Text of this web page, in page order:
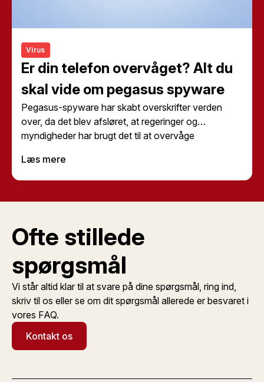
Virus
Er din telefon overvåget? Alt du
skal vide om pegasus spyware
Pegasus-spyware har skabt overskrifter verden
over, da det blev afsløret, at regeringer og
myndigheder har brugt det til at overvåge
betyder det for dig som almindelig bruger? Er
Pegasus en reel risiko, eller er det kun et problem for
Læs mere
Ofte stillede
spørgsmål
Vi står altid klar til at svare på dine spørgsmål, ring ind,
skriv til os eller se om dit spørgsmål allerede er besvaret i
vores FAQ.
Kontakt os